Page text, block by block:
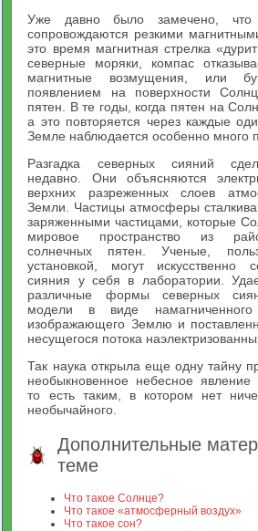
Уже давно было замечено, что
сопровождаются резкими
это время магнитная стрелка
северные моряки, компас
магнитные возмущения, или
появлением на поверхности
пятен. В те годы, когда пятен на
а это повторяется через каждые
Земле наблюдается особенно много
Разгадка северных сияний
недавно. Они объясняются
верхних разреженных слоев
Земли. Частицы атмосферы
заряженными частицами, которые
мировое пространство из
солнечных пятен. Ученые,
установкой, могут искусственно
сияния у себя в лаборатории.
различные формы северных
модели в виде
изображающего Землю и
несущегося потока
Так наука открыла еще одну тайну
необыкновенное небесное
то есть таким, в котором нет
необычайного.
Дополнительные
теме
Что такое Солнце?
Что такое «атмосферный воздух»
Что такое сон?